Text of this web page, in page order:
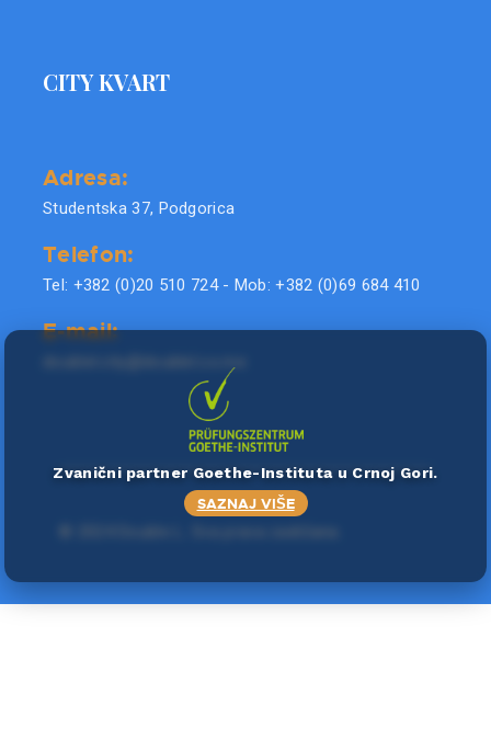
CITY KVART
Adresa:
Studentska 37, Podgorica
Telefon:
Tel: +382 (0)20 510 724 - Mob: +382 (0)69 684 410
E-mail:
Zvanični partner Goethe-Instituta u Crnoj Gori.
SAZNAJ VIŠE